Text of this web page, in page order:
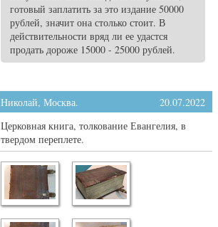
готовый заплатить за это издание 50000
рублей, значит она столько стоит. В
действительности вряд ли ее удастся
продать дороже 15000 - 25000 рублей.
Николай, Москва.
20.07.2022
Церковная книга, толкование Евангелия, в
твердом переплете.